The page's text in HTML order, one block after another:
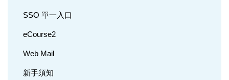
SSO 單一入口
eCourse2
Web Mail
新手須知